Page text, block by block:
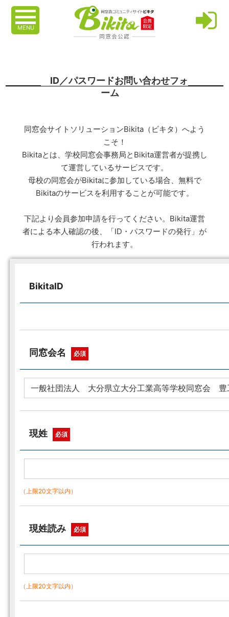
MENU
ID／パスワードお問い合わせフォ
ーム
同窓会サイトソリューションBikita（ビキタ）へよう
こそ！
Bikitaとは、学校同窓会事務局とBikita運営者が提携し
て運営しているサービスです。
母校の同窓会がBikitaに参加している場合、無料で
Bikitaのサービスを利用することが可能です。
下記より会員参加申請を行ってください。Bikita運営
者による本人確認の後、「ID・パスワードの発行」が
行われます。
BikitaID
同窓会名 必須
現姓 必須
（上限20文字以内）
現姓読み 必須
（上限20文字以内）